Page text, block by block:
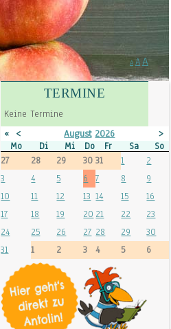
A AA
TERMINE
Keine Termine
« < August 2026 >
Mo
Di Mi Do Fr Sa
So
27
28 29 30 31 1
2
3
4 5 6 7 8
9
10
11 12 13 14 15
16
17
18 19 20 21 22
23
24
25 26 27 28 29
30
31
1 2 3 4 5 6